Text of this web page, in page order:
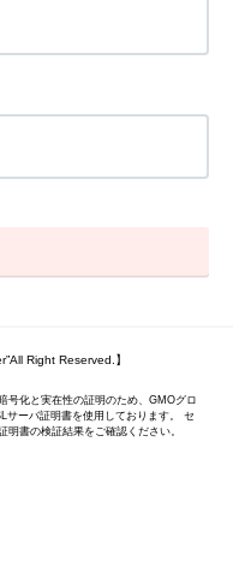
Right Reserved.】
号化と実在性の証明のため、GMOグロ
サーバ証明書を使用しております。 セ
明書の検証結果をご確認ください。